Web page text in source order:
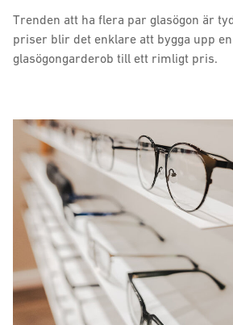
Trenden att ha flera par glasögon är
priser blir det enklare att bygga upp
glasögongarderob till ett rimligt pris.